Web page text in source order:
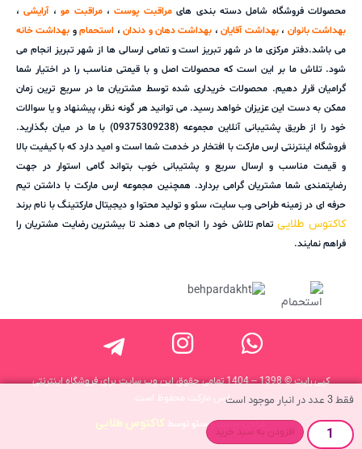
فقط 3 عدد در انبار موجود است
افزودن به سبد خرید
محصولات فروشگاه شامل دسته بندی هایمراقبت پوست،مراقبت مو،آرایشی،
بهداشت بانوان ،بهداشت آقایان، بهداشت دهان و دندان، استحمامو بهداشت خانه
می باشد.دفتر مرکزی ما در شهر تبریز است و تمامی ارسالی ها از شهر تبریز انجام می
شود. تلاش ما بر این است که محصولات اصل و با قیمتی مناسب را در اختیار شما
گرامیان قرار دهیم. محصولات خریداری شده توسط مشتریان ما در سریع ترین زمان
ممکن به دست این عزیزان خواهد رسید. می توانید هر گونه نظر، پیشنهاد و یا سوالات
خود را از طریق پشتیبانی آنلاین مجموعه (09375309238) با ما در میان بگذارید.
فروشگاه اینترنتی ارس مارکت با افتخار در خدمت شما است و امید دارد که با کیفیت بالا
و قیمت مناسب و ارسال سریع و پشتیبانی خوب بتواند گامی استوار در جهت
رضایتمندی شما مشتریان گرامی بردارد. همچنین مجموعه ارس مارکت با داشتن تیم
حرفه ای در زمینه طراحی وب سایت، سئو و تولید محتوا و دیجیتال مارکتینگ با نام برند
کاکتوس طلاییتمام تلاش خود را انجام می دهند تا بیشترین رضایت مشتریان را
فراهم نمایند.
کپی رایت © 1398 – 1404 تمامی حقوق این وب سایت برای فروشگاه اینترنتی
ارس مارکت محفوظ است.
طراحی سایت و سئو توسط کاکتوس طلایی